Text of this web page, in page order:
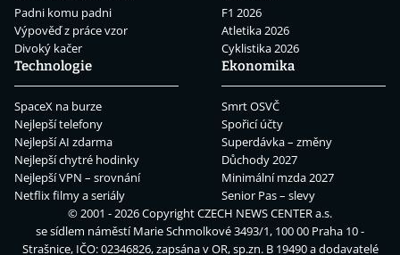
Padni komu padni
Výpověď z práce vzor
Divoký kačer
F1 2026
Atletika 2026
Cyklistika 2026
Technologie
SpaceX na burze
Nejlepší telefony
Nejlepší AI zdarma
Nejlepší chytré hodinky
Nejlepší VPN – srovnání
Netflix filmy a seriály
Ekonomika
Smrt OSVČ
Spořicí účty
Superdávka – změny
Důchody 2027
Minimální mzda 2027
Senior Pas – slevy
© 2001 - 2026 CopyrightCZECH NEWS CENTER a.s.
se sídlem náměstí Marie Schmolkové 3493/1, 100 00 Praha 10 -
Strašnice, IČO: 02346826, zapsána v OR, sp.zn. B 19490 a dodavatelé